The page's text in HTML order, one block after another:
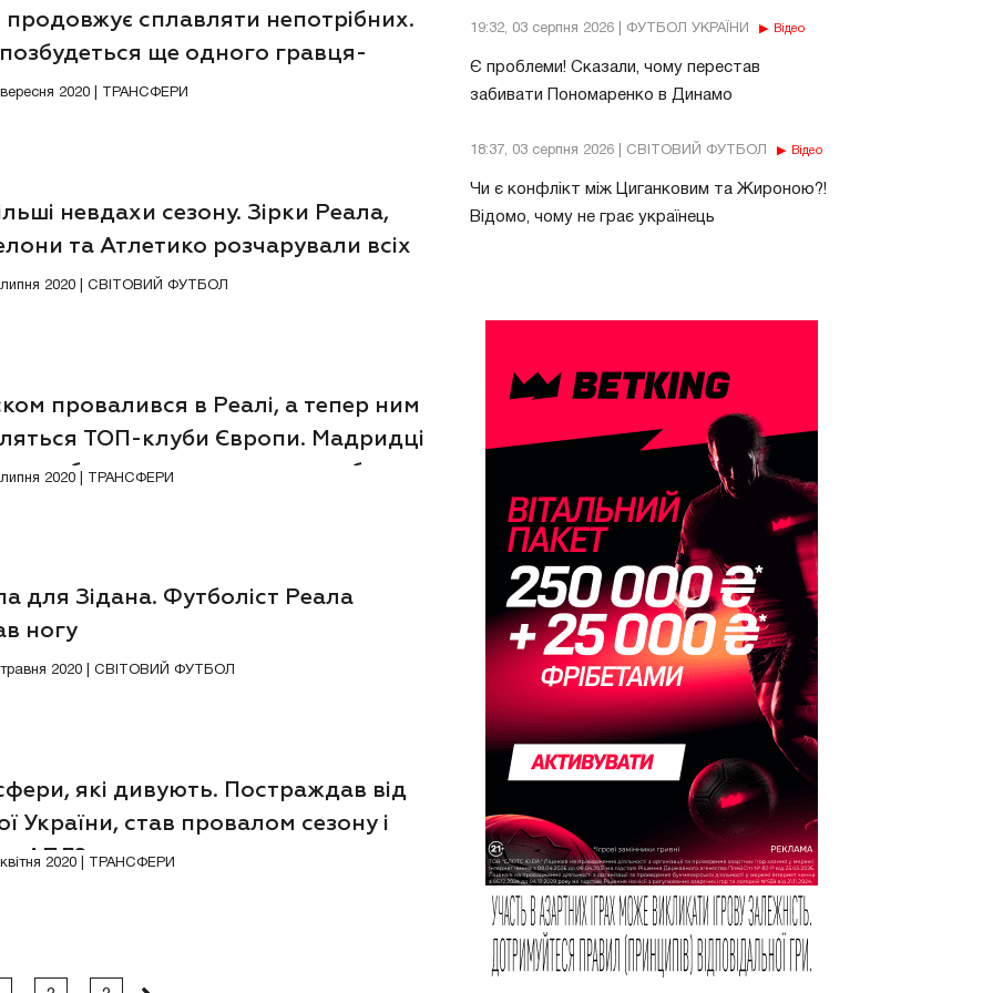
19:32, 03 серпня 2026 | ФУТБОЛ УКРАЇНИ Відео
Є проблеми! Сказали, чому перестав
забивати Пономаренко в Динамо
18:37, 03 серпня 2026 | СВІТОВИЙ ФУТБОЛ Відео
Чи є конфлікт між Циганковим та Жироною?!
Відомо, чому не грає українець
продовжує сплавляти непотрібних.
ще одного гравця-
вересня 2020 | ТРАНСФЕРИ
невдахи сезону. Зірки Реала,
та Атлетико розчарували всіх
липня 2020 | СВІТОВИЙ ФУТБОЛ
провалився в Реалі, а тепер ним
ТОП-клуби Європи. Мадридці
позбутися свого головного болю
липня 2020 | ТРАНСФЕРИ
для Зідана. Футболіст Реала
ногу
травня 2020 | СВІТОВИЙ ФУТБОЛ
які дивують. Постраждав від
України, став провалом сезону і
в АПЛ?2020 | ТРАНСФЕРИ